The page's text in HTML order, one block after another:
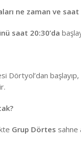
ne zaman ve
saat 20:30’da
Dörtyol’dan
Grup Dörtes sahne